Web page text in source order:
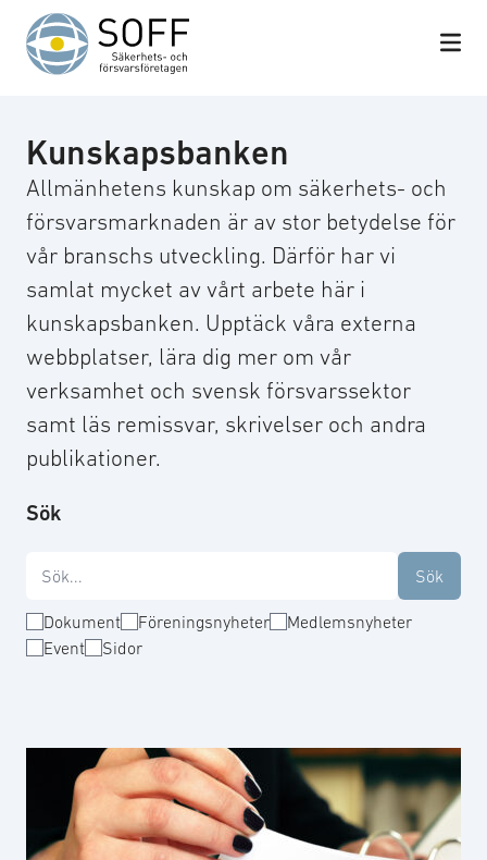
Hoppa till innehåll
Kunskapsbanken
Allmänhetens kunskap om säkerhets- och
försvarsmarknaden är av stor betydelse för
vår branschs utveckling. Därför har vi
samlat mycket av vårt arbete här i
kunskapsbanken. Upptäck våra externa
webbplatser, lära dig mer om vår
verksamhet och svensk försvarssektor
samt läs remissvar, skrivelser och andra
publikationer.
Sök
Dokument Föreningsnyheter
Medlemsnyheter
Event
Sidor